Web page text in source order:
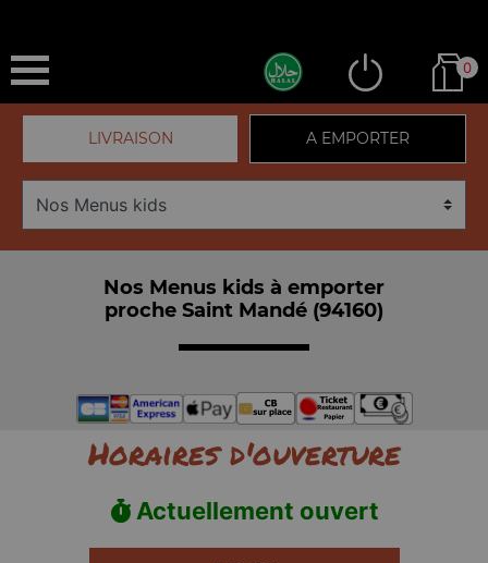
0
LIVRAISON A EMPORTER
Nos Menus kids à emporter
proche Saint Mandé (94160)
Horaires d'ouverture
Actuellement ouvert